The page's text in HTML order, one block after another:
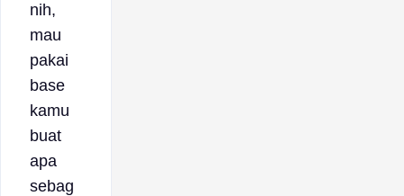
nih,
mau
pakai
base
kamu
buat
apa
sebag